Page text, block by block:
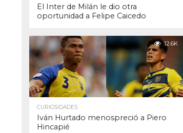
El Inter de Milán le dio otra
oportunidad a Felipe Caicedo
12.6K
CURIOSIDADES
Iván Hurtado menospreció a Piero
Hincapié